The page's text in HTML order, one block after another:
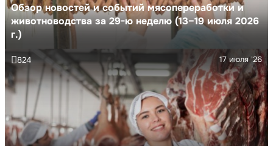
Обзор новостей и событий мясопереработки и
животноводства за 29-ю неделю (13–19 июля 2026
г.)
17 июля '26
824